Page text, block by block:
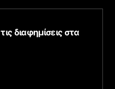
διαφημίσεις στα